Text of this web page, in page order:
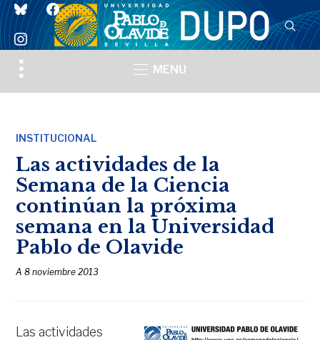
blueskyfacebook
instagram
Toggle
sidebar
MENU
INSTITUCIONAL
Las actividades de la
Semana de la Ciencia
continúan la próxima
semana en la Universidad
Pablo de Olavide
A8 noviembre 2013
Las actividades